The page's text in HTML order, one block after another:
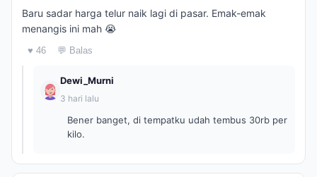
Baru sadar harga telur naik lagi di pasar. Emak-emak
menangis ini mah 😭
♥ 46 💬 Balas
Dewi_Murni
3 hari lalu
Bener banget, di tempatku udah tembus 30rb per
kilo.